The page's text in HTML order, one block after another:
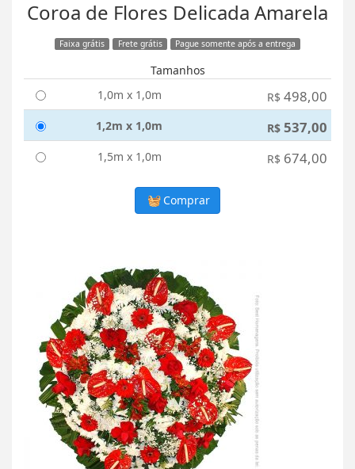
Coroa de Flores Delicada Amarela
Faixa grátis Frete grátis Pague somente após a entrega
Tamanhos
1,0m x 1,0m
R$ 498,00
1,2m x 1,0m R$ 537,00
1,5m x 1,0m R$ 674,00
Comprar